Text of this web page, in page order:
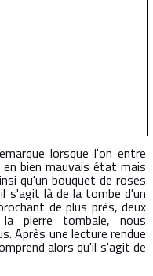
lorsque l'on entre
bien mauvais état mais
qu'un bouquet de roses
s'agit là de la tombe d'un
de plus près, deux
pierre tombale, nous
Après une lecture rendue
alors qu'il s'agit de